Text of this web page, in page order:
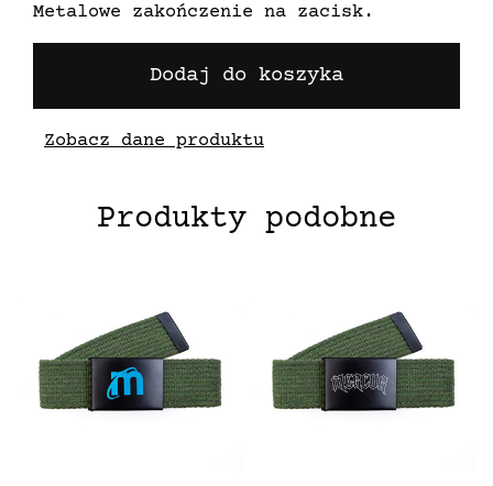
Metalowe zakończenie na zacisk.
Dodaj do koszyka
Zobacz dane produktu
Produkty podobne